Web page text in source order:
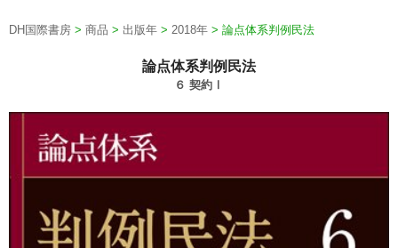
DH国際書房 > 商品 > 出版年 > 2018年 > 論点体系判例民法
論点体系判例民法
６ 契約Ⅰ